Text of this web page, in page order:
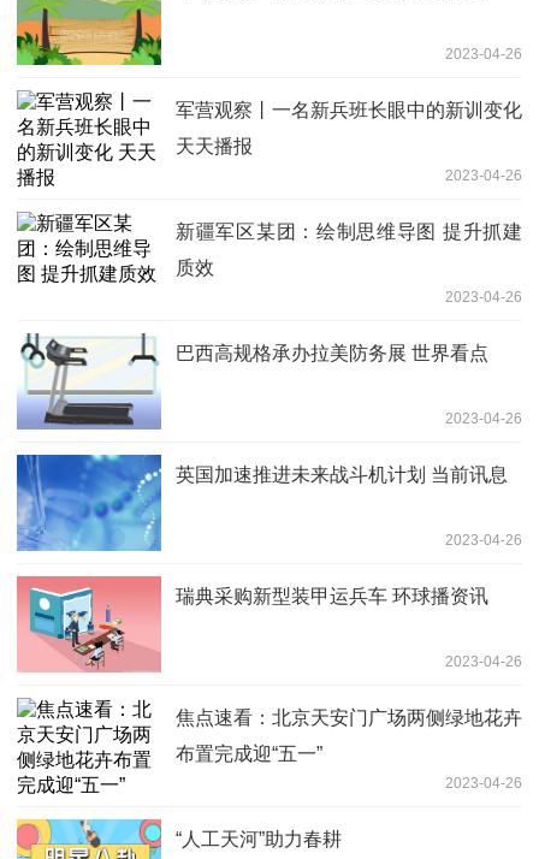
2023-04-26
军营观察丨一名新兵班长眼中的新训变化
天天播报
2023-04-26
新疆军区某团：绘制思维导图 提升抓建
质效
2023-04-26
巴西高规格承办拉美防务展 世界看点
2023-04-26
英国加速推进未来战斗机计划 当前讯息
2023-04-26
瑞典采购新型装甲运兵车 环球播资讯
2023-04-26
焦点速看：北京天安门广场两侧绿地花卉
布置完成迎“五一”
2023-04-26
“人工天河”助力春耕